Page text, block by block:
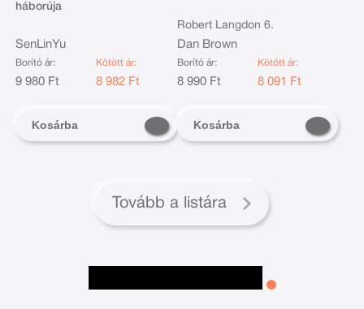
háborúja
SenLinYu
Borító ár:
9 980 Ft
Kötött ár:
8 982 Ft
Kosárba
Robert Langdon 6.
Dan Brown
Borító ár:
8 990 Ft
Kötött ár:
8 091 Ft
Kosárba
Tovább a listára